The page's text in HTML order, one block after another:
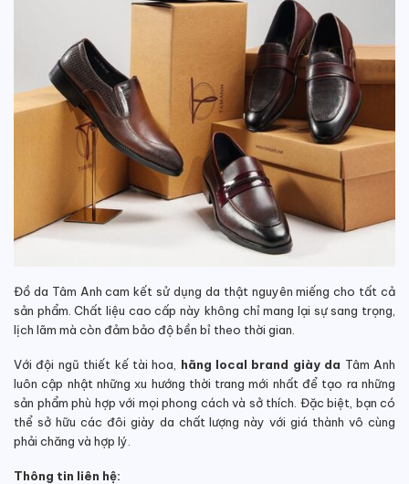
Đồ da Tâm Anh cam kết sử dụng da thật nguyên miếng cho tất cả
sản phẩm. Chất liệu cao cấp này không chỉ mang lại sự sang trọng,
lịch lãm mà còn đảm bảo độ bền bỉ theo thời gian.
Với đội ngũ thiết kế tài hoa, hãng local brand giày da Tâm Anh
luôn cập nhật những xu hướng thời trang mới nhất để tạo ra những
sản phẩm phù hợp với mọi phong cách và sở thích. Đặc biệt, bạn có
thể sở hữu các đôi giày da chất lượng này với giá thành vô cùng
phải chăng và hợp lý.
Thông tin liên hệ: